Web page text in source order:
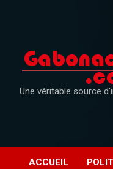
Une véritable source
ACCUEIL